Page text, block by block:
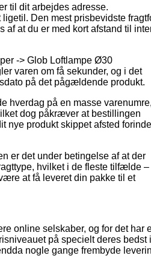
til dit arbejdes adresse.
Den mest prisbevidste
at du er med kort afstand til
-> Glob Loftlampe Ø30
varen om få sekunder, og i det
på det pågældende produkt.
hverdag på en masse varenumre,
dog påkræver at bestillingen
nye produkt skippet afsted
er det under betingelse af at der
hvilket i de fleste tilfælde –
at få leveret din pakke til et
online selskaber, og for det har
på specielt deres bedst
nogle gange frembyde